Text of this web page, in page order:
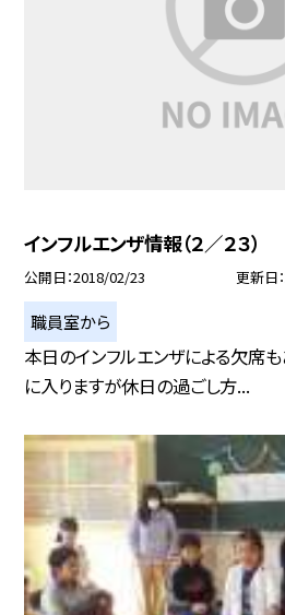
インフルエンザ情報（２／２３）
公開日 2018/02/23 更新日
職員室から
本日のインフルエンザによる欠席
に入りますが休日の過ごし方...